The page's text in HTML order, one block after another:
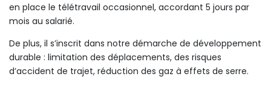
en place le télétravail occasionnel, accordant 5 jours par
mois au salarié.
De plus, il s’inscrit dans notre démarche de développement
durable : limitation des déplacements, des risques
d’accident de trajet, réduction des gaz à effets de serre.